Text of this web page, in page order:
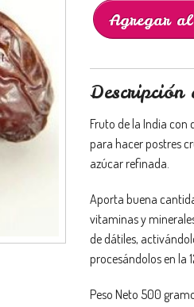
Fruto de la India
para hacer postres
azúcar refinada.
Aporta buena
vitaminas y
de dátiles,
procesándolos en la
Peso Neto 500